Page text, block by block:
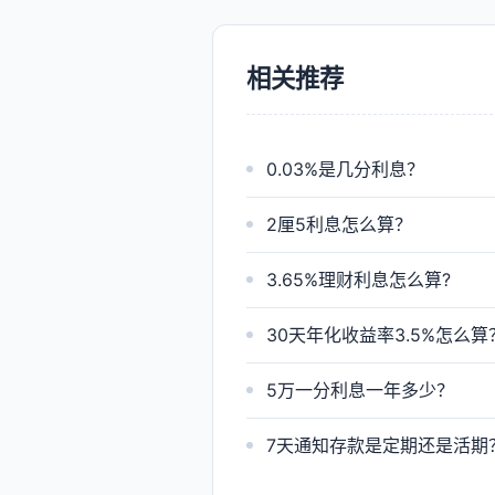
相关推荐
0.03%是几分利息？
2厘5利息怎么算？
3.65%理财利息怎么算?
30天年化收益率3.5%怎么算
5万一分利息一年多少？
7天通知存款是定期还是活期